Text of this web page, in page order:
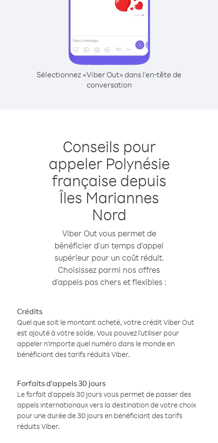
Sélectionnez «Viber Out» dans l'en-tête de
conversation
Conseils pour
appeler Polynésie
française depuis
Îles Mariannes
Nord
Viber Out vous permet de
bénéficier d'un temps d'appel
supérieur pour un coût réduit.
Choisissez parmi nos offres
d'appels pas chers et flexibles :
Crédits
Quel que soit le montant acheté, votre crédit Viber Out
est ajouté à votre solde. Vous pouvez l'utiliser pour
appeler n'importe quel numéro dans le monde en
bénéficiant des tarifs réduits Viber.
Forfaits d'appels 30 jours
Le forfait d'appels 30 jours vous permet de passer des
appels internationaux vers la destination de votre choix
pour une durée de 30 jours en bénéficiant des tarifs
réduits Viber.